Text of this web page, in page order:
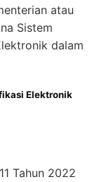
atau
Sistem
dalam
Elektronik
Tahun 2022